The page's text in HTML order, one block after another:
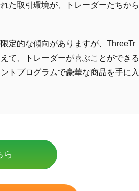
た取引環境が、トレーダーたちから
定的な傾向がありますが、ThreeTr
て、トレーダーが喜ぶことができる
トプログラムで豪華な商品を手に入
ら